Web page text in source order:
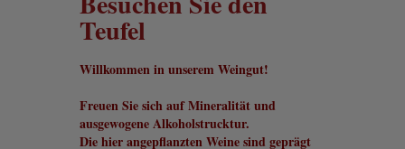
Teufel
Willkommen in unserem Weingut!
Freuen Sie sich auf Mineralität und
ausgewogene Alkoholstrucktur.
Die hier angepflanzten Weine sind geprägt